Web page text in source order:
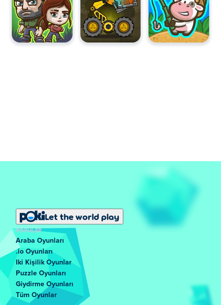
Let the world play
POPÜLER
Araba Oyunları
.io Oyunları
Iki Kişilik Oyunlar
Puzzle Oyunları
Giydirme Oyunları
Tüm Oyunlar